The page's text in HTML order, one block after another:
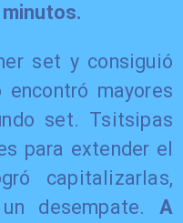
set y consiguió
encontró mayores
set. Tsitsipas
para extender el
capitalizarlas,
desempate. A